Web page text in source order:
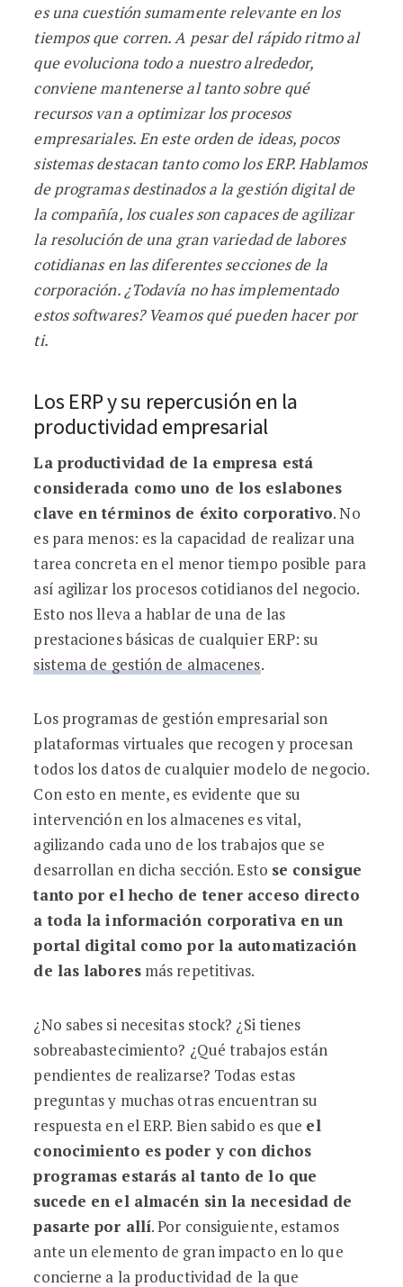
es una cuestión sumamente relevante en los
tiempos que corren. A pesar del rápido ritmo al
que evoluciona todo a nuestro alrededor,
conviene mantenerse al tanto sobre qué
recursos van a optimizar los procesos
empresariales. En este orden de ideas, pocos
sistemas destacan tanto como los ERP. Hablamos
de programas destinados a la gestión digital de
la compañía, los cuales son capaces de agilizar
la resolución de una gran variedad de labores
cotidianas en las diferentes secciones de la
corporación. ¿Todavía no has implementado
estos softwares? Veamos qué pueden hacer por
ti.
Los ERP y su repercusión en la
productividad empresarial
La productividad de la empresa está
considerada como uno de los eslabones
clave en términos de éxito corporativo. No
es para menos: es la capacidad de realizar una
tarea concreta en el menor tiempo posible para
así agilizar los procesos cotidianos del negocio.
Esto nos lleva a hablar de una de las
prestaciones básicas de cualquier ERP: su
sistema de gestión de almacenes.
Los programas de gestión empresarial son
plataformas virtuales que recogen y procesan
todos los datos de cualquier modelo de negocio.
Con esto en mente, es evidente que su
intervención en los almacenes es vital,
agilizando cada uno de los trabajos que se
desarrollan en dicha sección. Esto se consigue
tanto por el hecho de tener acceso directo
a toda la información corporativa en un
portal digital como por la automatización
de las laboresmás repetitivas.
¿No sabes si necesitas stock? ¿Si tienes
sobreabastecimiento? ¿Qué trabajos están
pendientes de realizarse? Todas estas
preguntas y muchas otras encuentran su
respuesta en el ERP. Bien sabido es que el
conocimiento es poder y con dichos
programas estarás al tanto de lo que
sucede en el almacén sin la necesidad de
pasarte por allí. Por consiguiente, estamos
ante un elemento de gran impacto en lo que
concierne a la productividad de la que